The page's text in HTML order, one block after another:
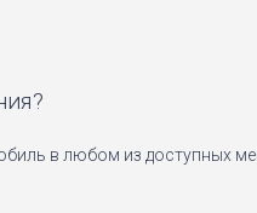
в любом из доступных